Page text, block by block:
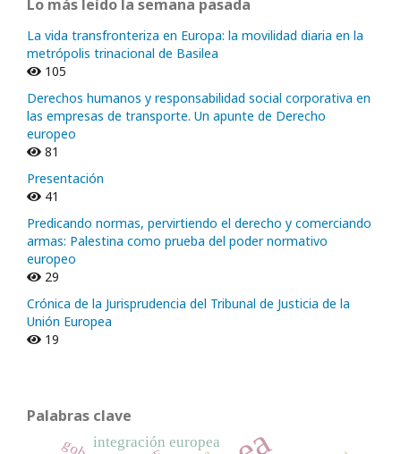
Lo más leído la semana pasada
La vida transfronteriza en Europa: la movilidad diaria en la
metrópolis trinacional de Basilea
105
Derechos humanos y responsabilidad social corporativa en
las empresas de transporte. Un apunte de Derecho
europeo
81
Presentación
41
Predicando normas, pervirtiendo el derecho y comerciando
armas: Palestina como prueba del poder normativo
europeo
29
Crónica de la Jurisprudencia del Tribunal de Justicia de la
Unión Europea
19
Palabras clave
integración europea